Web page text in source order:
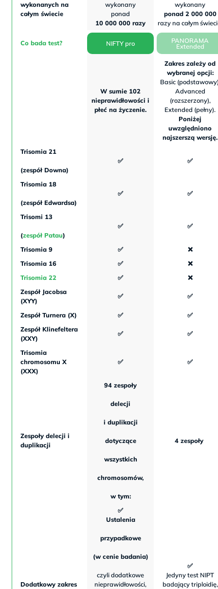
wykonanych na
całym świecie
wykonany
ponad
10 000 000 razy
wykonany
ponad 2 000 000
razy na całym
Co bada test? NIFTY pro PANORAMA
Extended
W sumie 102
nieprawidłowości i
płeć na życzenie.
Zakres zależy od
wybranej opcji:
Basic
Advanced
(rozszerzony),
Extended (pełny).
Poniżej
uwzględniono
najszerszą wersję.
Trisomia 21
(zespół Downa)
✅ ✅
Trisomia 18
(zespół Edwardsa)
✅ ✅
Trisomi 13
(zespół Patau)
✅ ✅
Trisomia 9 ✅
❌
Trisomia 16
✅
❌
Trisomia 22
✅
❌
Zespół Jacobsa
(XYY)
✅ ✅
Zespół Turnera (X) ✅
✅
Zespół Klinefeltera
(XXY)
✅ ✅
Trisomia
chromosomu X
(XXX)
✅ ✅
Zespoły delecji i
duplikacji
94 zespoły
delecji
i duplikacji
dotyczące
wszystkich
chromosomów,
w tym:
4 zespoły
Dodatkowy zakres
✅
Ustalenia
przypadkowe
(w cenie badania)
czyli dodatkowe
nieprawidłowości,
✅
Jedyny test NIPT
badający triploidię,